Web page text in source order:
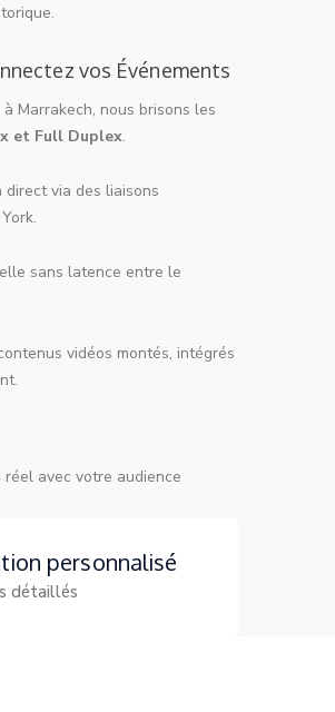
vos Événements
Marrakech, nous brisons les
et Full Duplex.
direct via des liaisons
sans latence entre le
vidéos montés, intégrés
avec votre audience
personnalisé
détaillés